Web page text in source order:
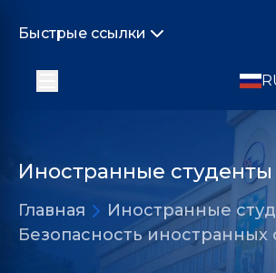
Быстрые ссылки
Иностранные студенты
Главная
Иностранные
Безопасность иностранных